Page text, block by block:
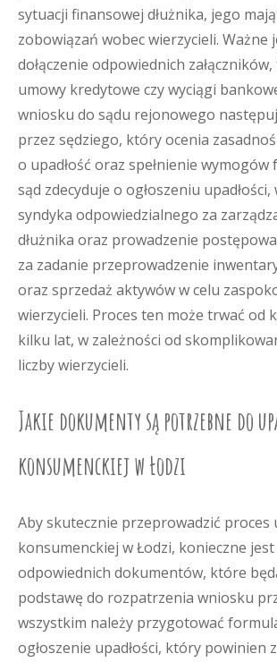
sytuacji finansowej dłużnika, jego
zobowiązań wobec wierzycieli. Ważne
dołączenie odpowiednich
umowy kredytowe czy wyciągi
wniosku do sądu rejonowego
przez sędziego, który ocenia
o upadłość oraz spełnienie wymogów
sąd zdecyduje o ogłoszeniu upadłości,
syndyka odpowiedzialnego za
dłużnika oraz prowadzenie
za zadanie przeprowadzenie
oraz sprzedaż aktywów w celu
wierzycieli. Proces ten może trwać od
kilku lat, w zależności od
liczby wierzycieli.
Jakie dokumenty są potrzebne do
konsumenckiej w Łodzi
Aby skutecznie przeprowadzić proces
konsumenckiej w Łodzi, konieczne
odpowiednich dokumentów, które
podstawę do rozpatrzenia wniosku
wszystkim należy przygotować
ogłoszenie upadłości, który powinien